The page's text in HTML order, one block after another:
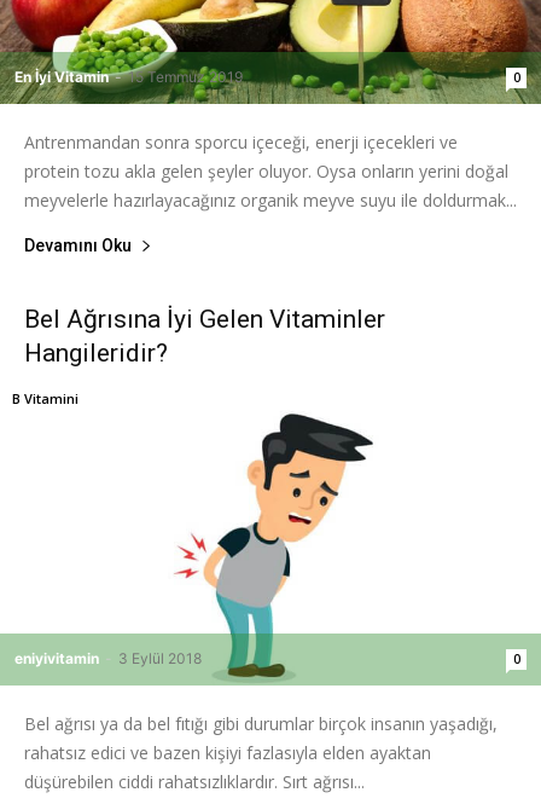
En İyi Vitamin - 15 Temmuz 2019 0
Antrenmandan sonra sporcu içeceği, enerji içecekleri ve
protein tozu akla gelen şeyler oluyor. Oysa onların yerini doğal
meyvelerle hazırlayacağınız organik meyve suyu ile doldurmak...
Devamını Oku
Bel Ağrısına İyi Gelen Vitaminler
Hangileridir?
eniyivitamin - 3 Eylül 2018 0
B Vitamini
Bel ağrısı ya da bel fıtığı gibi durumlar birçok insanın yaşadığı,
rahatsız edici ve bazen kişiyi fazlasıyla elden ayaktan
düşürebilen ciddi rahatsızlıklardır. Sırt ağrısı...